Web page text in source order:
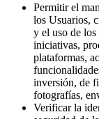
Permitir el
los Usuarios,
y el uso de
iniciativas,
plataformas,
inversión, de
fotografías,
Verificar la